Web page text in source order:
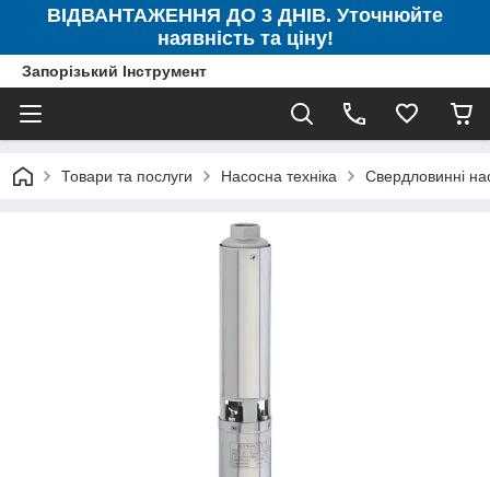
ВІДВАНТАЖЕННЯ ДО 3 ДНІВ. Уточнюйте
наявність та ціну!
Запорізький Інструмент
Товари та послуги Насосна техніка Свердловинні